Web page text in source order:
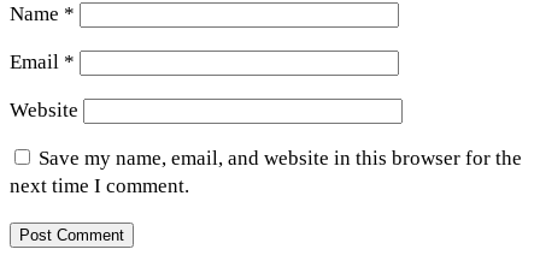
Name *
Email *
Website
Save my name, email, and website in this browser for the
next time I comment.